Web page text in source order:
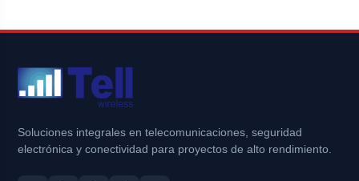
Soluciones integrales en telecomunicaciones, seguridad
electrónica y conectividad para proyectos de alto rendimiento.